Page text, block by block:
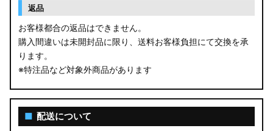
返品
お客様都合の返品はできません。
購入間違いは未開封品に限り、送料お客様負担にて交換を承
ります。
※特注品など対象外商品があります
■ 配送について